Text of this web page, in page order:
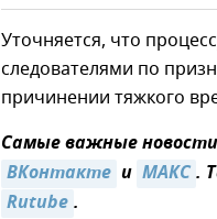
Уточняется, что
следователями по
причинении тяжкого
Самые важные
ВКонтакте и MAКС.
Rutube.